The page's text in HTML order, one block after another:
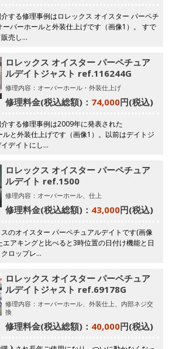
する修理事例はロレックス オイスター パーペチ
バーホールと外装仕上げです（画像1）。 すで
売し…
ロレックス オイスター パーペチュア
ルデイトジャスト ref.116244G
修理内容：オーバーホール・外装仕上げ
修理料金(税込総額)： 74,000円(税込)
する修理事例は2009年に発表された
と外装仕上げです（画像1）。以前はデイトジ
デイトにし…
ロレックス オイスター パーペチュア
ルデイト ref.1500
修理内容：オーバーホール、仕上
修理料金(税込総額)： 43,000円(税込)
のオイスター パーペチュアルデイトです(画像
エアキングと比べると3時位置の日付け機能と日
ロップレ…
ロレックス オイスター パーペチュア
ルデイトジャスト ref.69178G
修理内容：オーバーホール、外装仕上、内部ネジ交
換
修理料金(税込総額)： 40,000円(税込)